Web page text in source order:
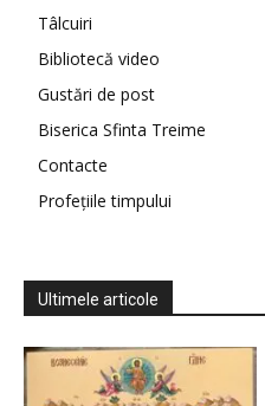
Tâlcuiri
Bibliotecă video
Gustări de post
Biserica Sfinta Treime
Contacte
Profețiile timpului
Ultimele articole